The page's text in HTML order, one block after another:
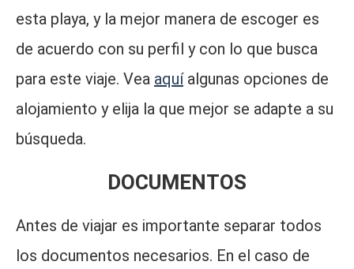
esta playa, y la mejor manera de escoger es
de acuerdo con su perfil y con lo que busca
para este viaje. Vea aquíalgunas opciones de
alojamiento y elija la que mejor se adapte a su
búsqueda.
DOCUMENTOS
Antes de viajar es importante separar todos
los documentos necesarios. En el caso de